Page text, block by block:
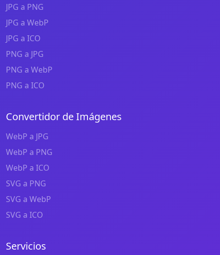
JPG a PNG
JPG a WebP
JPG a ICO
PNG a JPG
PNG a WebP
PNG a ICO
Convertidor de Imágenes
WebP a JPG
WebP a PNG
WebP a ICO
SVG a PNG
SVG a WebP
SVG a ICO
Servicios